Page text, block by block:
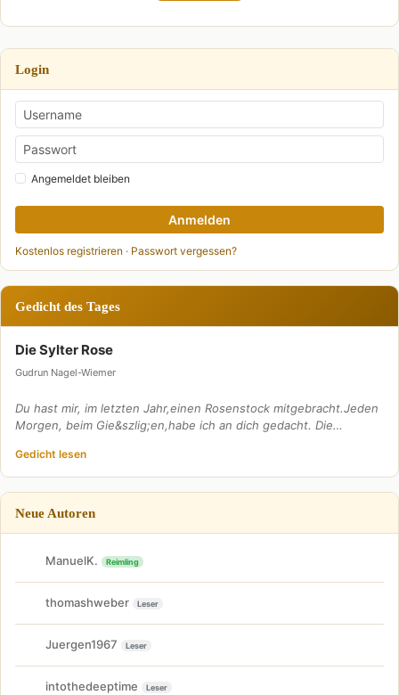
Login
Angemeldet bleiben
Anmelden
Kostenlos registrieren · Passwort vergessen?
Gedicht des Tages
Die Sylter Rose
Gudrun Nagel-Wiemer
Du hast mir, im letzten Jahr,einen Rosenstock mitgebracht.Jeden
Morgen, beim Gie&szlig;en,habe ich an dich gedacht. Die…
Gedicht lesen
Neue Autoren
ManuelK. Reimling
thomashweber Leser
Juergen1967 Leser
intothedeeptime Leser